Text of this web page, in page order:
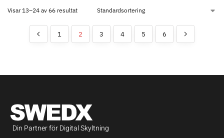
Visar 13–24 av 66 resultat
1 2 3 4 5 6
Din Partner för Digital Skyltning